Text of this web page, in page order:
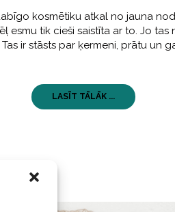
kosmētiku atkal no jauna
esmu tik cieši saistīta ar to. Jo tas
ir stāsts par ķermeni, prātu un
LASĪT TĀLĀK ...